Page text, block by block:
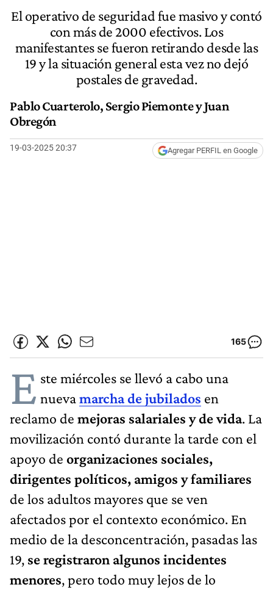
El operativo de seguridad fue masivo y contó
con más de 2000 efectivos. Los
manifestantes se fueron retirando desde las
19 y la situación general esta vez no dejó
postales de gravedad.
Pablo Cuarterolo, Sergio Piemonte y Juan
Obregón
19-03-2025 20:37 Agregar PERFIL en Google
165
E ste miércoles se llevó a cabo una
nuevamarcha de jubilados en
reclamo de mejoras salariales y de vida. La
movilización contó durante la tarde con el
apoyo de organizaciones sociales,
dirigentes políticos, amigos y familiares
de los adultos mayores que se ven
afectados por el contexto económico. En
medio de la desconcentración, pasadas las
19, se registraron algunos incidentes
menores, pero todo muy lejos de lo